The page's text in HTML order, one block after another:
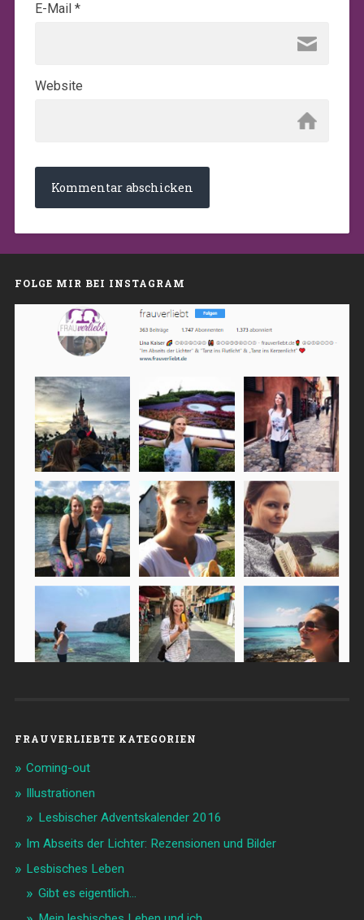
E-Mail *
Website
FOLGE MIR BEI INSTAGRAM
FRAUVERLIEBTE KATEGORIEN
Coming-out
Illustrationen
Lesbischer Adventskalender 2016
Im Abseits der Lichter: Rezensionen und Bilder
Lesbisches Leben
Gibt es eigentlich…